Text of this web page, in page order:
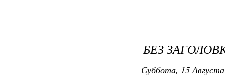
БЕЗ
Суббота, 15